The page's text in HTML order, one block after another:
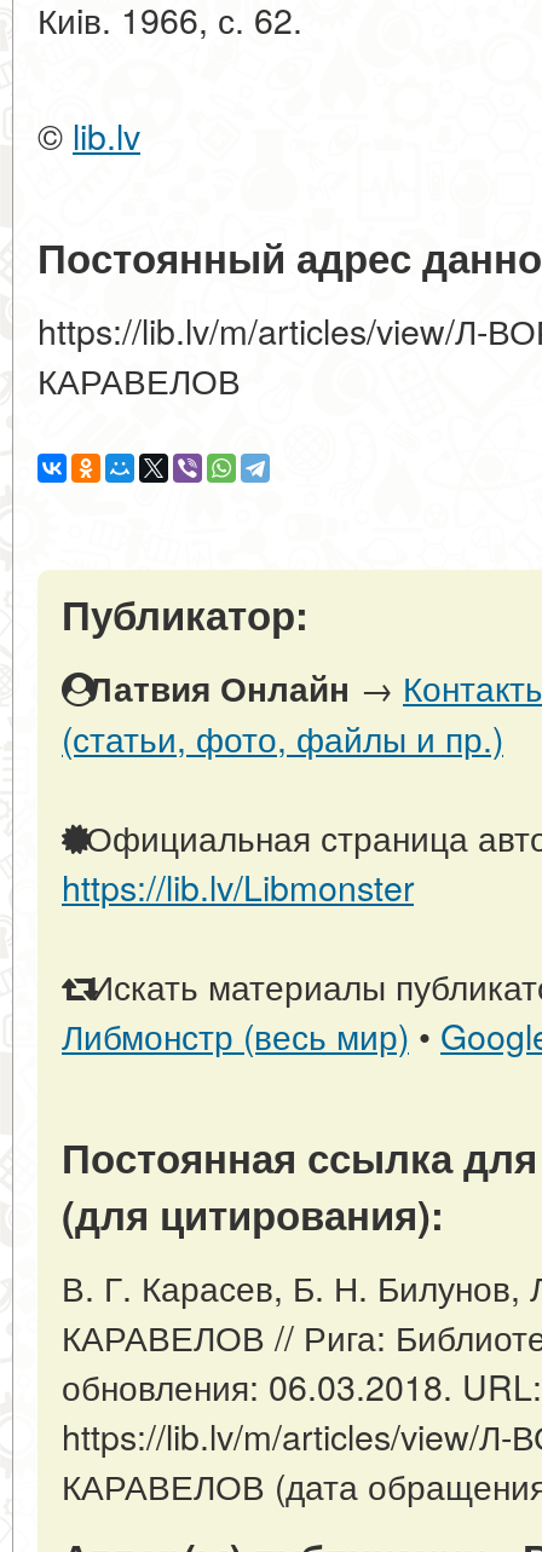
Киiв. 1966, с. 62.
© lib.lv
Постоянный адрес
https://lib.lv/m/articles/view/Л-
КАРАВЕЛОВ
Публикатор:
Латвия Онлайн →
(статьи, фото, файлы и пр.)
Официальная страница
https://lib.lv/Libmonster
Искать материалы
Либмонстр (весь мир) •
Постоянная ссылка
(для цитирования):
В. Г. Карасев, Б. Н.
КАРАВЕЛОВ // Рига:
обновления: 06.03.2018. URL:
https://lib.lv/m/articles/view/
КАРАВЕЛОВ (дата